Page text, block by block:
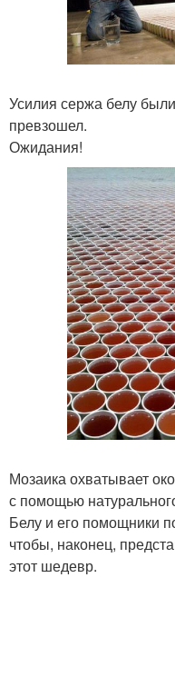
Усилия сержа белу
превзошел.
Ожидания!
Мозаика охватывает
с помощью
Белу и его помощники
чтобы, наконец,
этот шедевр.